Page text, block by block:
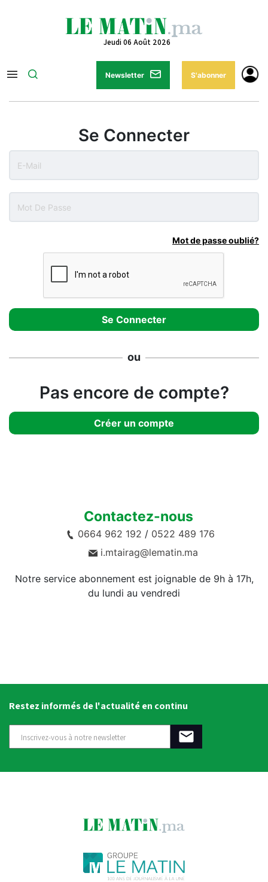
Jeudi 06 Août 2026
Newsletter S'abonner
Se Connecter
Mot de passe oublié?
ou
Pas encore de compte?
Créer un compte
Contactez-nous
0664 962 192 / 0522 489 176
i.mtairag@lematin.ma
Notre service abonnement est joignable de 9h à 17h,
du lundi au vendredi
Restez informés de l'actualité en continu